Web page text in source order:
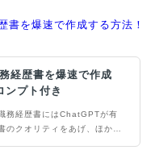
書を爆速で作成する方法！
経歴書を爆速で作成
ンプト付き
務経歴書にはChatGPTが有
のクオリティをあげ、ほかの